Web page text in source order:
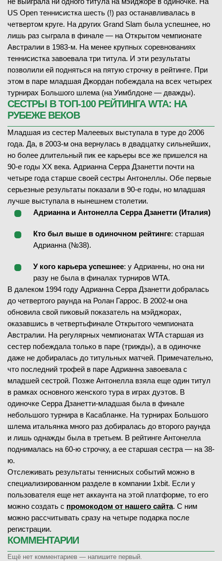
US Open теннисистка шесть (!) раз останавливалась в
четвертом круге. На других Grand Slam была успешнее, но
лишь раз сыграла в финале — на Открытом чемпионате
Австралии в 1983-м. На менее крупных соревнованиях
теннисистка завоевала три титула. И эти результаты
позволили ей подняться на пятую строчку в рейтинге. При
этом в паре младшая Джордан побеждала на всех четырех
турнирах Большого шлема (на Уимблдоне — дважды).
СЕСТРЫ В ТОП-100 РЕЙТИНГА WTA: НА
РУБЕЖЕ ВЕКОВ
Младшая из сестер Малеевых выступала в туре до 2006
года. Да, в 2003-м она вернулась в двадцатку сильнейших,
но более длительный пик ее карьеры все же пришелся на
90-е годы XX века. Адрианна Серра Дзанетти почти на
четыре года старше своей сестры Антонеллы. Обе первые
серьезные результаты показали в 90-е годы, но младшая
лучше выступала в нынешнем столетии.
Адрианна и Антонелла Серра Дзанетти (Италия)
Кто был выше в одиночном рейтинге: старшая
Адрианна (№38).
У кого карьера успешнее: у Адрианны, но она ни
разу не была в финалах турниров WTA.
В далеком 1994 году Адрианна Серра Дзанетти добралась
до четвертого раунда на Ролан Гаррос. В 2002-м она
обновила свой пиковый показатель на мэйджорах,
оказавшись в четвертьфинале Открытого чемпионата
Австралии. На регулярных чемпионатах WTA старшая из
сестер побеждала только в паре (трижды), а в одиночке
даже не добиралась до титульных матчей. Примечательно,
что последний трофей в паре Адрианна завоевала с
младшей сестрой. Позже Антонелла взяла еще один титул
в рамках основного женского тура в играх дуэтов. В
одиночке Серра Дзанетти-младшая была в финале
небольшого турнира в Касабланке. На турнирах Большого
шлема итальянка много раз добиралась до второго раунда
и лишь однажды была в третьем. В рейтинге Антонелла
поднималась на 60-ю строчку, а ее старшая сестра — на 38-
ю.
Отслеживать результаты теннисных событий можно в
специализированном разделе в компании 1xbit. Если у
пользователя еще нет аккаунта на этой платформе, то его
можно создать с промокодом от нашего сайта. С ним
можно рассчитывать сразу на четыре подарка после
регистрации.
КОММЕНТАРИИ
Ещё нет комментариев — напишите первый.